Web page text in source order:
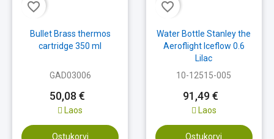
favorite_border
Bullet Brass thermos
cartridge 350 ml
GAD03006
50,08 €
Laos
Ostukorvi
favorite_border
Water Bottle Stanley the
Aeroflight Iceflow 0.6
Lilac
10-12515-005
91,49 €
Laos
Ostukorvi